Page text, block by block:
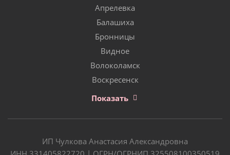
Апрелевка
Балашиха
Бронницы
Видное
Волоколамск
Воскресенск
Показать
ИП Чулкова Анастасия Александровна